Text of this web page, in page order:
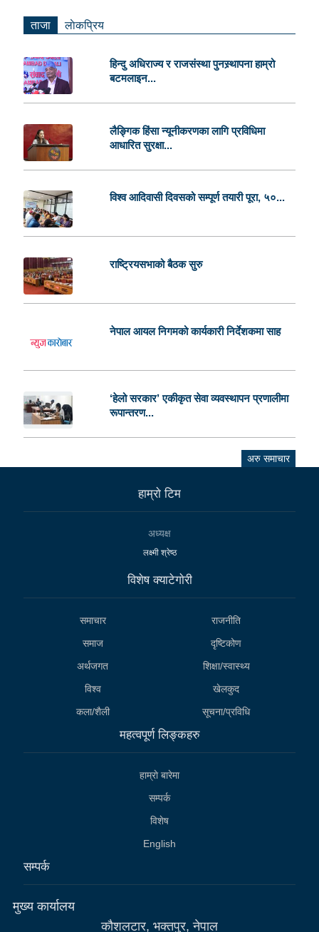
ताजा लाेकप्रिय
हिन्दु अधिराज्य र राजसंस्था पुनस्र्थापना हाम्रो
बटमलाइन...
लैङ्गिक हिंसा न्यूनीकरणका लागि प्रविधिमा
आधारित सुरक्षा...
विश्व आदिवासी दिवसको सम्पूर्ण तयारी पूरा, ५०...
राष्ट्रियसभाको बैठक सुरु
नेपाल आयल निगमको कार्यकारी निर्देशकमा साह
‘हेलो सरकार’ एकीकृत सेवा व्यवस्थापन प्रणालीमा
रूपान्तरण...
अरु समाचार
हाम्राे टिम
अध्यक्ष
लक्ष्मी श्रेष्ठ
विशेष क्याटेगाेरी
समाचार
राजनीति
समाज
दृष्टिकोण
अर्थजगत
शिक्षा/स्वास्थ्य
विश्व
खेलकुद
कला/शैली
सूचना/प्रविधि
महत्वपूर्ण लिङ्कहरु
हाम्राे बारेमा
सम्पर्क
विशेष
English
सम्पर्क
मुख्य कार्यालय
कौशलटार, भक्तपुर, नेपाल